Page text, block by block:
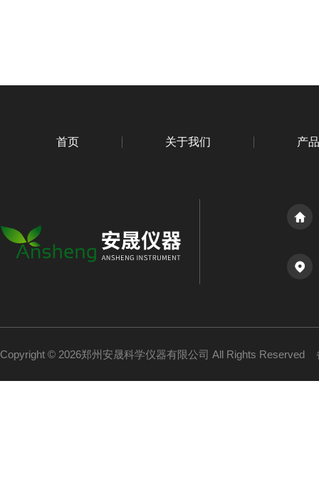
首页 关于我们 产
Copyright © 2026郑州安晟科学仪器有限公司 All Rights Reserved